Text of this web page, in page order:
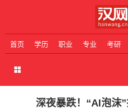
首页 学历 职业 专业 考研
深夜暴跌！“AI泡沫